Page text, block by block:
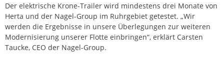
Der elektrische Krone-Trailer wird mindestens drei Monate von
Herta und der Nagel-Group im Ruhrgebiet getestet. „Wir
werden die Ergebnisse in unsere Überlegungen zur weiteren
Modernisierung unserer Flotte einbringen“, erklärt Carsten
Taucke, CEO der Nagel-Group.